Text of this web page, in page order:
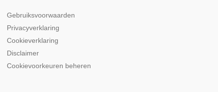
Gebruiksvoorwaarden
Privacyverklaring
Cookieverklaring
Disclaimer
Cookievoorkeuren beheren